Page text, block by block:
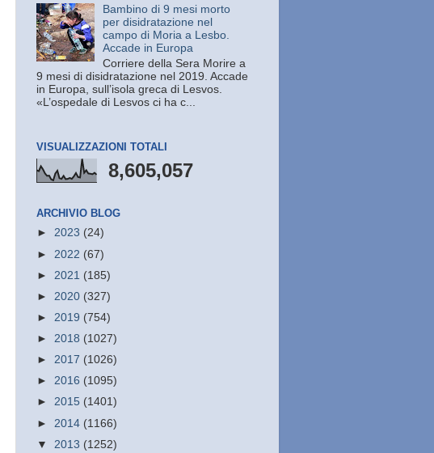
Bambino di 9 mesi morto
per disidratazione nel
campo di Moria a Lesbo.
Accade in Europa
Corriere della Sera Morire a
9 mesi di disidratazione nel 2019. Accade
in Europa, sull’isola greca di Lesvos.
«L’ospedale di Lesvos ci ha c...
VISUALIZZAZIONI TOTALI
8,605,057
ARCHIVIO BLOG
► 2023 (24)
► 2022 (67)
► 2021 (185)
► 2020 (327)
► 2019 (754)
► 2018 (1027)
► 2017 (1026)
► 2016 (1095)
► 2015 (1401)
► 2014 (1166)
▼ 2013 (1252)